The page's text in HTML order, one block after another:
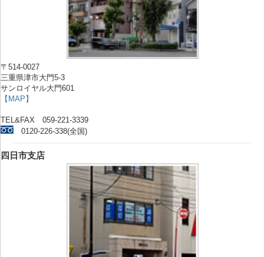
〒514-0027
三重県津市大門5-3
サンロイヤル大門601
【MAP】
TEL&FAX 059-221-3339
0120-226-338(全国)
四日市支店